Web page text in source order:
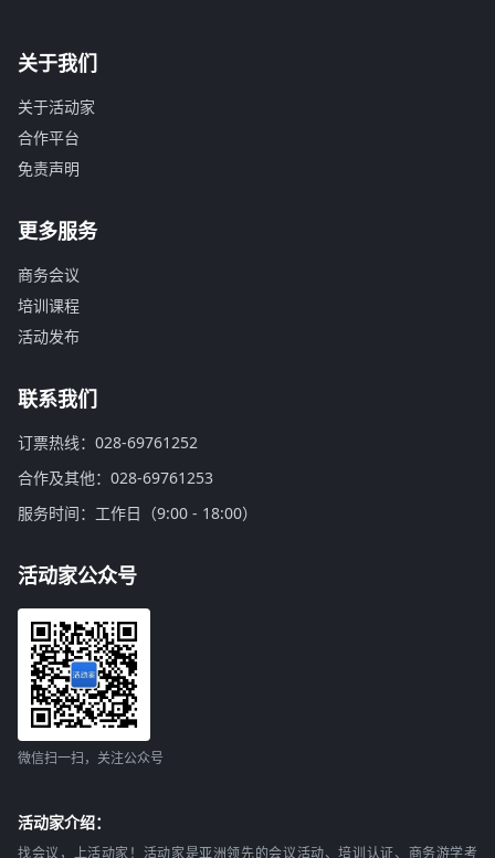
关于我们
关于活动家
合作平台
免责声明
更多服务
商务会议
培训课程
活动发布
联系我们
订票热线：028-69761252
合作及其他：028-69761253
服务时间：工作日（9:00 - 18:00）
活动家公众号
微信扫一扫，关注公众号
活动家介绍：
找会议，上活动家！活动家是亚洲领先的会议活动、培训认证、商务游学考